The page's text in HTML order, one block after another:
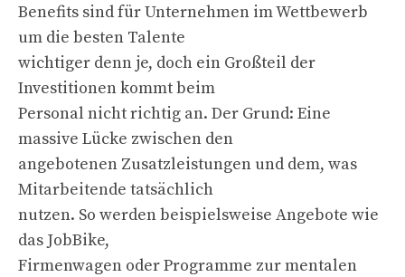
Benefits sind für Unternehmen im Wettbewerb
um die besten Talente
wichtiger denn je, doch ein Großteil der
Investitionen kommt beim
Personal nicht richtig an. Der Grund: Eine
massive Lücke zwischen den
angebotenen Zusatzleistungen und dem, was
Mitarbeitende tatsächlich
nutzen. So werden beispielsweise Angebote wie
das JobBike,
Firmenwagen oder Programme zur mentalen